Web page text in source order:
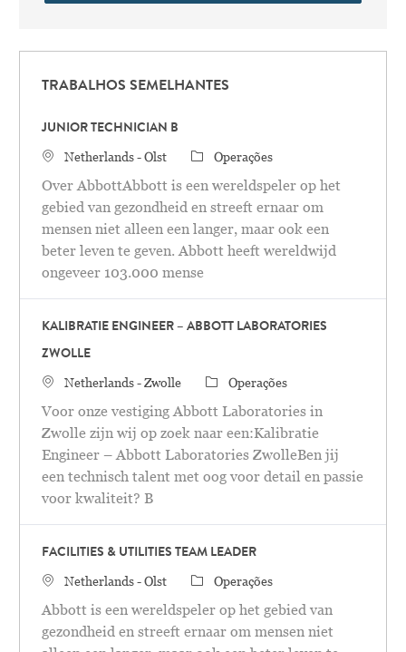
TRABALHOS SEMELHANTES
JUNIOR TECHNICIAN B
Localização
Netherlands - Olst Categoria
Operações
Over AbbottAbbott is een wereldspeler op het
gebied van gezondheid en streeft ernaar om
mensen niet alleen een langer, maar ook een
beter leven te geven. Abbott heeft wereldwijd
ongeveer 103.000 mense
KALIBRATIE ENGINEER – ABBOTT LABORATORIES
ZWOLLE
Localização
Netherlands - Zwolle Categoria
Operações
Voor onze vestiging Abbott Laboratories in
Zwolle zijn wij op zoek naar een:Kalibratie
Engineer – Abbott Laboratories ZwolleBen jij
een technisch talent met oog voor detail en passie
voor kwaliteit? B
FACILITIES & UTILITIES TEAM LEADER
Localização
Netherlands - Olst Categoria
Operações
Abbott is een wereldspeler op het gebied van
gezondheid en streeft ernaar om mensen niet